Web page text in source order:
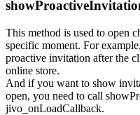
This method is used to open
specific moment. For
proactive invitation after the
online store.
And if you want to show
open, you need to call
jivo_onLoadCallback.